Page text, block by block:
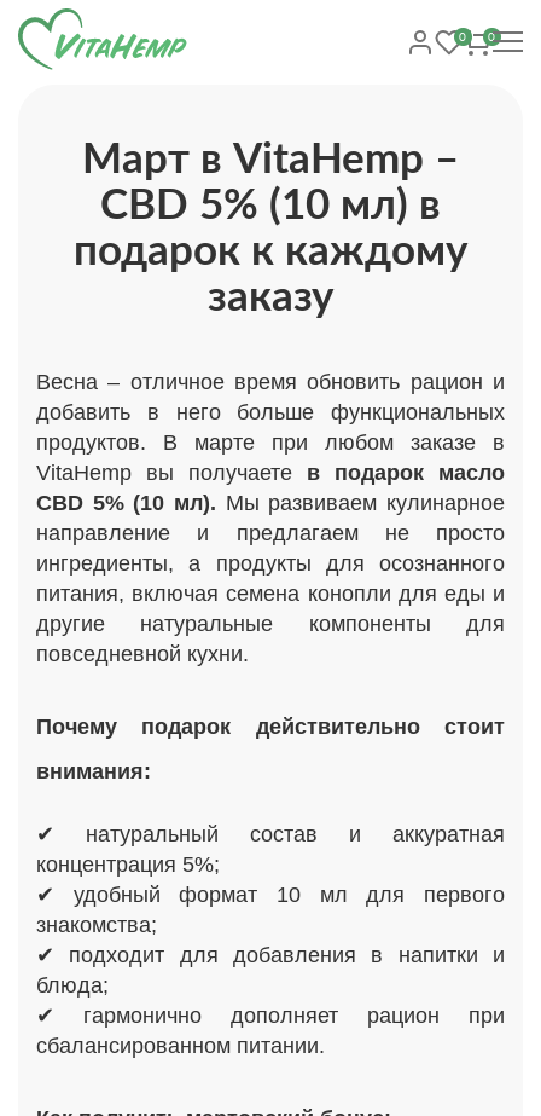
0 0
Март в VitaHemp –
CBD 5% (10 мл) в
подарок к каждому
заказу
Весна – отличное время обновить рацион и
добавить в него больше функциональных
продуктов. В марте при любом заказе в
VitaHemp вы получаете в подарок масло
CBD 5% (10 мл). Мы развиваем кулинарное
направление и предлагаем не просто
ингредиенты, а продукты для осознанного
питания, включая семена конопли для еды и
другие натуральные компоненты для
повседневной кухни.
Почему подарок действительно стоит
внимания:
✔ натуральный состав и аккуратная
концентрация 5%;
✔ удобный формат 10 мл для первого
знакомства;
✔ подходит для добавления в напитки и
блюда;
✔ гармонично дополняет рацион при
сбалансированном питании.